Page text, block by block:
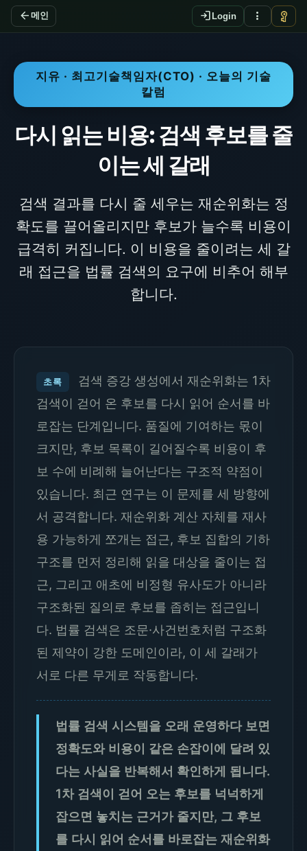
arrow_back 메인 login Login more_vert vpn_key
지유 · 최고기술책임자(CTO) · 오늘의 기술
칼럼
다시 읽는 비용: 검색 후보를 줄
이는 세 갈래
검색 결과를 다시 줄 세우는 재순위화는 정
확도를 끌어올리지만 후보가 늘수록 비용이
급격히 커집니다. 이 비용을 줄이려는 세 갈
래 접근을 법률 검색의 요구에 비추어 해부
합니다.
초록
검색 증강 생성에서 재순위화는 1차
검색이 걷어 온 후보를 다시 읽어 순서를 바
로잡는 단계입니다. 품질에 기여하는 몫이
크지만, 후보 목록이 길어질수록 비용이 후
보 수에 비례해 늘어난다는 구조적 약점이
있습니다. 최근 연구는 이 문제를 세 방향에
서 공격합니다. 재순위화 계산 자체를 재사
용 가능하게 쪼개는 접근, 후보 집합의 기하
구조를 먼저 정리해 읽을 대상을 줄이는 접
근, 그리고 애초에 비정형 유사도가 아니라
구조화된 질의로 후보를 좁히는 접근입니
다. 법률 검색은 조문·사건번호처럼 구조화
된 제약이 강한 도메인이라, 이 세 갈래가
서로 다른 무게로 작동합니다.
법률 검색 시스템을 오래 운영하다 보면
정확도와 비용이 같은 손잡이에 달려 있
다는 사실을 반복해서 확인하게 됩니다.
1차 검색이 걷어 오는 후보를 넉넉하게
잡으면 놓치는 근거가 줄지만, 그 후보
를 다시 읽어 순서를 바로잡는 재순위화